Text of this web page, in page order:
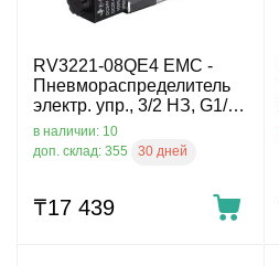
RV3221-08QE4 EMC -
Пневмораспределитель
электр. упр., 3/2 НЗ, G1/4,
24 VDC
в наличии: 10
доп. склад: 355
30 дней
₸17 439